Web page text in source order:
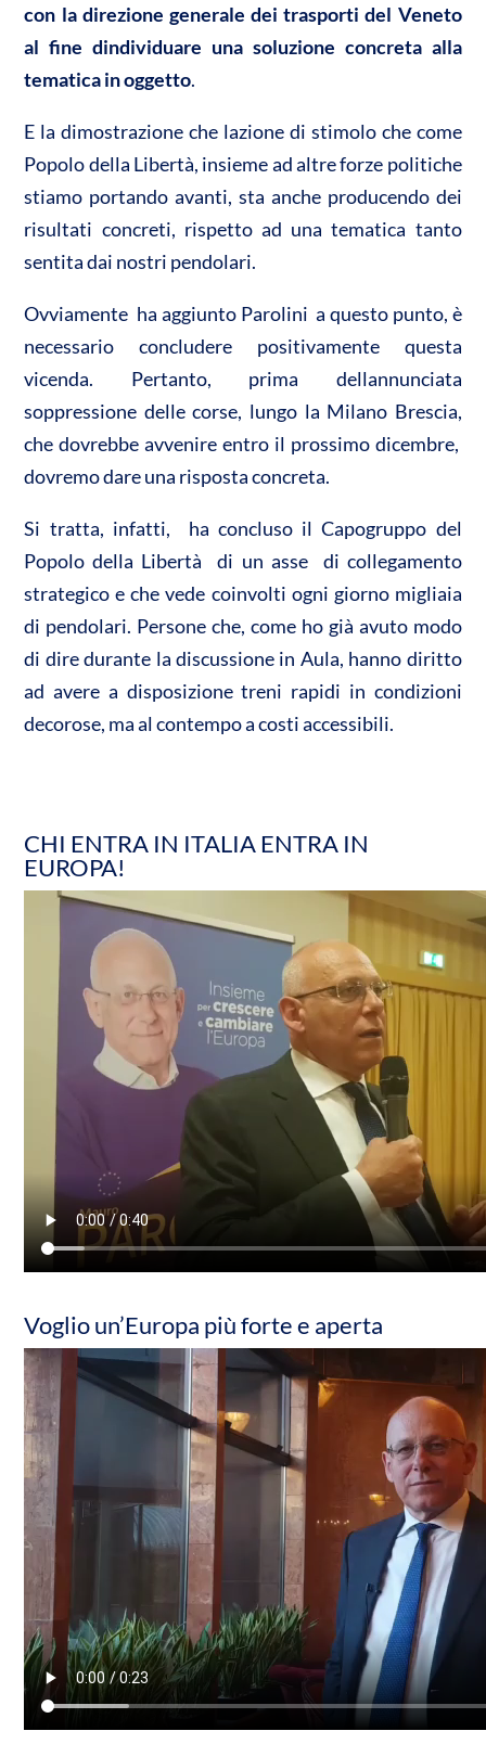
con la direzione generale dei trasporti del Veneto
al fine dindividuare una soluzione concreta alla
tematica in oggetto.
E la dimostrazione che lazione di stimolo che come
Popolo della Libertà, insieme ad altre forze politiche
stiamo portando avanti, sta anche producendo dei
risultati concreti, rispetto ad una tematica tanto
sentita dai nostri pendolari.
Ovviamente  ha aggiunto Parolini  a questo punto, è
necessario concludere positivamente questa
vicenda. Pertanto, prima dellannunciata
soppressione delle corse, lungo la Milano Brescia,
che dovrebbe avvenire entro il prossimo dicembre,
dovremo dare una risposta concreta.
Si tratta, infatti,  ha concluso il Capogruppo del
Popolo della Libertà  di un asse di collegamento
strategico e che vede coinvolti ogni giorno migliaia
di pendolari. Persone che, come ho già avuto modo
di dire durante la discussione in Aula, hanno diritto
ad avere a disposizione treni rapidi in condizioni
decorose, ma al contempo a costi accessibili.
CHI ENTRA IN ITALIA ENTRA IN
EUROPA!
Voglio un’Europa più forte e aperta